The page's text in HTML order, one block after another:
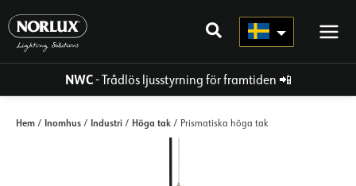
direkt
innehållet
NWC- Trådlös ljusstyrning för framtiden 📲
Hem / Inomhus / Industri / Höga tak / Prismatiska höga tak